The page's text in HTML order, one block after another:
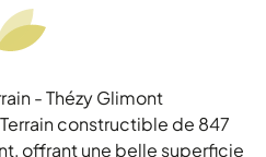
- Thézy Glimont
constructible de 847
offrant une belle superficie